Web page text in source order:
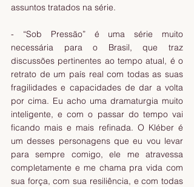
assuntos tratados na série.
- “Sob Pressão” é uma série muito
necessária para o Brasil, que traz
discussões pertinentes ao tempo atual, é o
retrato de um país real com todas as suas
fragilidades e capacidades de dar a volta
por cima. Eu acho uma dramaturgia muito
inteligente, e com o passar do tempo vai
ficando mais e mais refinada. O Kléber é
um desses personagens que eu vou levar
para sempre comigo, ele me atravessa
completamente e me chama pra vida com
sua força, com sua resiliência, e com todas